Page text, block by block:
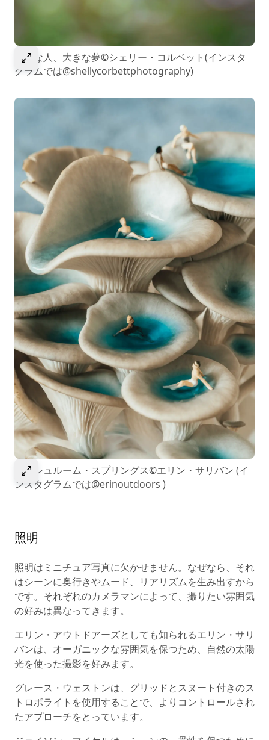
選択して画像を拡大
小さな人、大きな夢©シェリー・コルベット(インスタ
グラムでは@shellycorbettphotography)
選択して画像を拡大
マッシュルーム・スプリングス©エリン・サリバン (イ
ンスタグラムでは@erinoutdoors )
照明
照明はミニチュア写真に欠かせません。なぜなら、それ
はシーンに奥行きやムード、リアリズムを生み出すから
です。それぞれのカメラマンによって、撮りたい雰囲気
の好みは異なってきます。
エリン・アウトドアーズとしても知られるエリン・サリ
バンは、オーガニックな雰囲気を保つため、自然の太陽
光を使った撮影を好みます。
グレース・ウェストンは、グリッドとスヌート付きのス
トロボライトを使用することで、よりコントロールされ
たアプローチをとっています。